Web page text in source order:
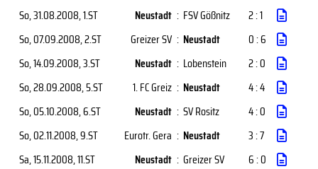
So, 31.08.2008, 1.ST Neustadt : FSV Gößnitz
2 : 1
So, 07.09.2008, 2.ST Greizer SV : Neustadt
0 : 6
So, 14.09.2008, 3.ST Neustadt : Lobenstein
2 : 0
So, 28.09.2008, 5.ST 1. FC Greiz : Neustadt
4 : 4
So, 05.10.2008, 6.ST Neustadt : SV Rositz
4 : 0
So, 02.11.2008, 9.ST Eurotr. Gera : Neustadt
3 : 7
Sa, 15.11.2008, 11.ST Neustadt : Greizer SV
6 : 0